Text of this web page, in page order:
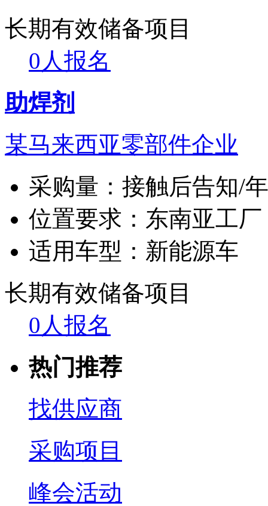
长期有效储备项目
0人报名
助焊剂
某马来西亚零部件企业
采购量： 接触后告知/年
位置要求： 东南亚工
适用车型： 新能源车
长期有效储备项目
0人报名
热门推荐
找供应商
采购项目
峰会活动